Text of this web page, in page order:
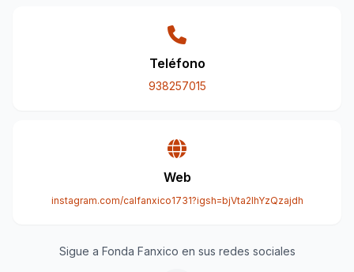
Teléfono
938257015
Web
instagram.com/calfanxico1731?igsh=bjVta2lhYzQzajdh
Sigue a Fonda Fanxico en sus redes sociales